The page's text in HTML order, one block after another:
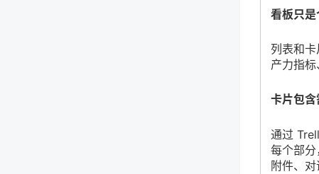
看板只
列表和
产力指
卡片包
通过
每个部分
附件、对